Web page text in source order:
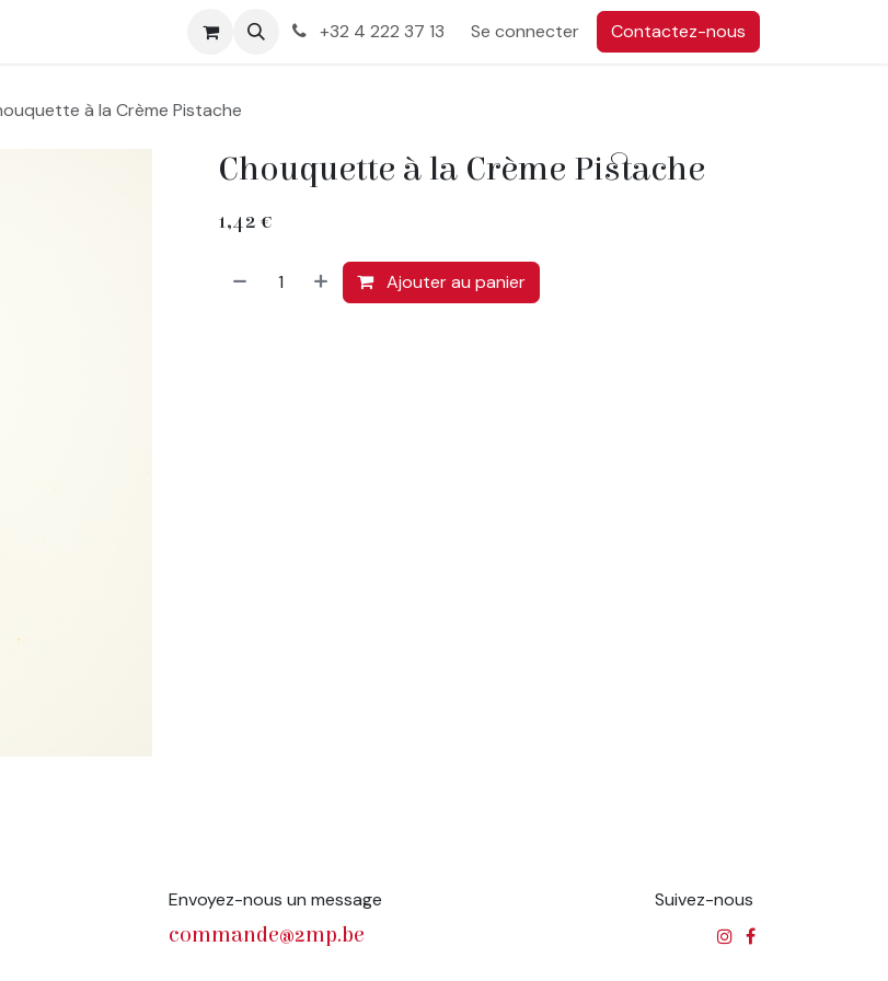
+32 4 222 37 13 Se connecter Contactez-nous
à la Crème Pistache
Chouquette à la Crème Pistache
1,42 €
Ajouter au panier
Envoyez-nous un message
commande@2mp.be
Suivez-nous